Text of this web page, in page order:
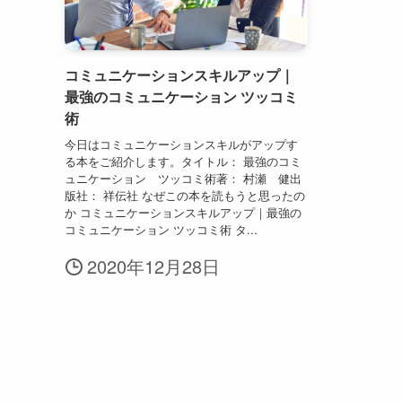
コミュニケーションスキルアップ｜
最強のコミュニケーション ツッコミ
術
今日はコミュニケーションスキルがアップす
る本をご紹介します。タイトル： 最強のコミ
ュニケーション ツッコミ術著： 村瀬 健出
版社： 祥伝社 なぜこの本を読もうと思ったの
か コミュニケーションスキルアップ｜最強の
コミュニケーション ツッコミ術 タ...
2020年12月28日